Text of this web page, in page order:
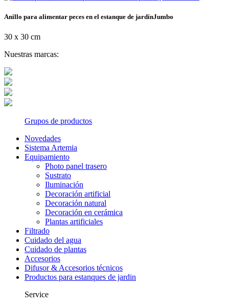
Anillo para alimentar peces en el estanque de jardínJumbo
30 x 30 cm
Nuestras marcas:
Grupos de productos
Novedades
Sistema Artemia
Equipamiento
Photo panel trasero
Sustrato
Iluminación
Decoración artificial
Decoración natural
Decoración en cerámica
Plantas artificiales
Filtrado
Cuidado del agua
Cuidado de plantas
Accesorios
Difusor & Accesorios técnicos
Productos para estanques de jardin
Service